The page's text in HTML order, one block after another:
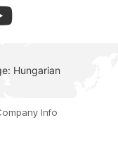
Hungarian
Info